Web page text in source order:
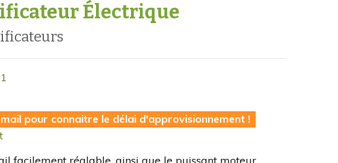
Électrique
pour connaitre le délai d'approvisionnement !